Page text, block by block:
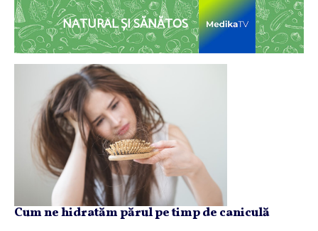
NATURAL ȘI SĂNĂTOS
Cum ne hidratăm părul pe timp de caniculă